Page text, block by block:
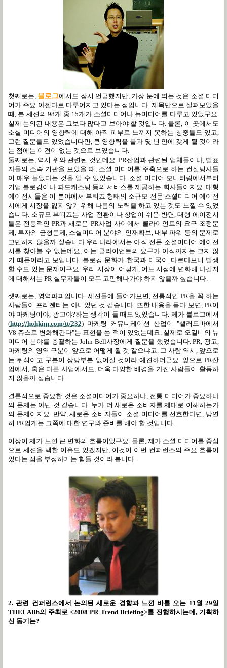
첫째로는, 블로그에서도 잠시 언급했지만, 가장 눈에 띄는 것은 소셜 미디
어가 주요 아젠다로 다루어지고 있다는 점입니다. 제목만으로 살펴보았을
때, 본 세션의 98개 중 15개가 소셜미디어나 뉴미디어를 다루고 있었구요.
실제 논의된 내용은 그보다 많다고 보아야 할 것입니다. 물론, 이 곳에서도
소셜 미디어의 영향력에 대해 아직 피부로 느끼지 못하는 청중들도 있고,
그런 질문들도 있었습니다만, 큰 영향력을 불과 몇 년 안에 갖게 될 것이라
는 점에는 이견이 없는 것으로 보였습니다.
둘째로는, 역시 위와 관련된 것인데요. PR산업과 관련된 업체들이나, 발표
자들의 소속 기관을 보았을 때, 소셜 미디어를 주축으로 하는 컨설팅사들
이 매우 늘었다는 것을 알 수 있었습니다. 소셜 미디어 모니터링에서부터
기업 블로깅이나 파드캐스팅 등의 서비스를 제공하는 회사들이지요. 대형
에이전시들은 이 분야에서 부티끄 형태의 소규모 전문 소셜미디어 에이전
시에게 시장을 잃지 않기 위해 나름의 노력을 하고 있는 것도 느낄 수 있었
습니다. 소규모 부띠끄는 사업 전환이나 창업이 쉬운 반면, 대형 에이전시
들은 전통적인 PR과 새로운 PR사업 사이에서 클라이언트의 요구 조정문
제, 투자의 균형문제, 소셜미디어 분야의 인재확보, 내부 파워 등의 문제로
고민하지 않을까 싶습니다.우리나라에서는 아직 전문 소셜미디어 에이전
시를 찾아볼 수 없는데요, 이는 클라이언트의 요구가 아직까지는 크지 않
기 때문이라고 보입니다. 블로깅 문화가 한국과 미국이 다르다보니 발생
할 수도 있는 문제이구요. 우리 시장이 어떻게, 어느 시점에 변화해 나갈지
에 대해서는 PR 실무자들이 모두 고민해나가야 하지 않을까 싶습니다.
셋째로는, 영역파괴입니다. 세션들에 들어가보면, 전통적인 PR을 꼭 하는
사람들이 프리젠터는 아니었던 것 같습니다. 또한 내용을 듣다 보면, PR이
야 마케팅이야, 광고야?하는 생각이 들 때도 있었습니다. 제가 블로그에서
(http://hohkim.com/tt/232) 마케팅 커뮤니케이션 산업이 "샐러드바에서
V8 쥬스로 변화해간다"는 표현을 쓴 적이 있었는데요. 실제로 오길비의 뉴
미디어 분야를 총괄하는 John Bell사장에게 질문을 했었습니다. PR, 광고,
마케팅의 영역 구분이 앞으로 어떻게 될 것 같으냐고. 그 사람 역시, 앞으로
는 뒤섞이고 구분이 상당부분 없어질 것이라 예견하더군요. 앞으로 PR산
업에서, 혹은 다른 사업에서도, 더욱 다양한 배경을 가진 사람들이 활동하
지 않을까 싶습니다.
결론적으로 중요한 것은 소셜미디어가 중요하냐, 전통 미디어가 중요하냐
의 문제는 아닌 것 같습니다. 누가 더 새로운 소비자를 제대로 이해하는가
의 문제이지요. 만약, 새로운 소비자들이 소셜 미디어를 선호한다면, 당연
히 PR업계는 그쪽에 대한 연구와 준비를 해야 할 것입니다.
이상이 제가 느낀 큰 변화의 흐름이었구요. 물론, 제가 소셜 미디어를 중심
으로 세션을 택한 이유도 있겠지만, 이것이 이번 컨퍼런스의 주요 흐름이
었다는 점을 부정하기는 힘들 것이라 봅니다.
2. 관련 컨퍼런스에서 논의된 새로운 경향과 느낀 바를 오는 11월 29일
THELABh의 주최로 <2008 PR Trend Briefing>를 진행하시는데, 기획하
신 동기는?